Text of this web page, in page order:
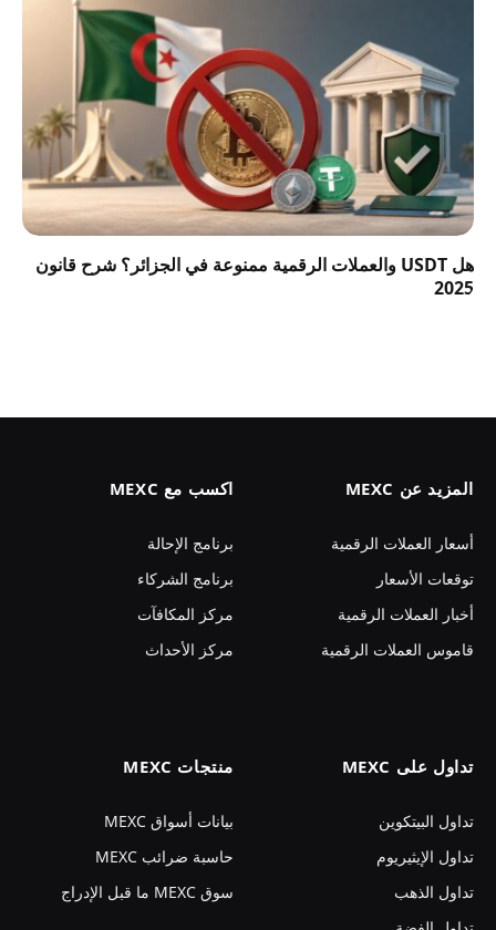
هل USDT والعملات الرقمية ممنوعة في الجزائر؟ شرح قانون
2025
المزيد عن MEXC
أسعار العملات الرقمية
توقعات الأسعار
أخبار العملات الرقمية
قاموس العملات الرقمية
اكسب مع MEXC
برنامج الإحالة
برنامج الشركاء
مركز المكافآت
مركز الأحداث
تداول على MEXC
تداول البيتكوين
تداول الإيثيريوم
تداول الذهب
منتجات MEXC
بيانات أسواق MEXC
حاسبة ضرائب MEXC
سوق MEXC ما قبل الإدراج